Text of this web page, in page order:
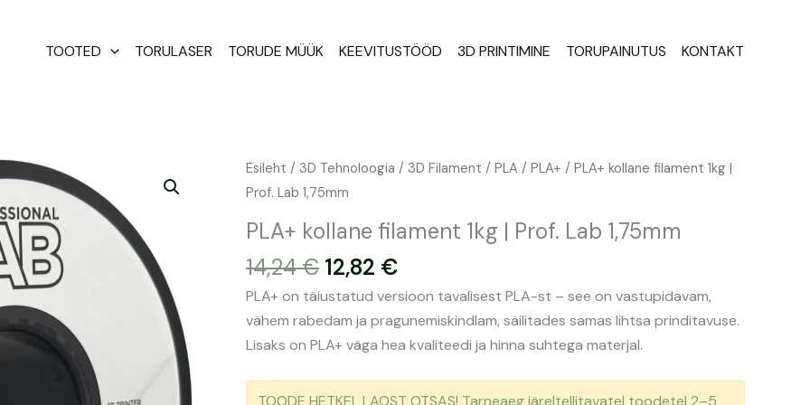
TOOTED TORULASER TORUDE MÜÜK KEEVITUSTÖÖD 3D PRINTIMINE TORUPAINUTUS KONTAKT
Esileht / 3D Tehnoloogia / 3D Filament / PLA / PLA+ / PLA+ kollane filament 1kg |
Prof. Lab 1,75mm
PLA+ kollane filament 1kg | Prof. Lab 1,75mm
14,24€
Algne
hind
oli:
14,24 €.
12,82 €
Praegune
12,82 €.
PLA+ on täiustatud versioon tavalisest PLA-st – see on vastupidavam,
vähem rabedam ja pragunemiskindlam, säilitades samas lihtsa prinditavuse.
Lisaks on PLA+ väga hea kvaliteedi ja hinna suhtega materjal.
TOODE HETKEL LAOST OTSAS! Tarneaeg järeltellitavatel toodetel 2–5
PLA+
kollane
1kg
|
Prof.
Lab
1,75mm